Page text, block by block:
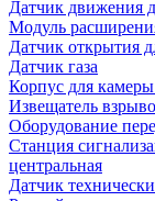
Датчик движения
Модуль
Датчик открытия
Датчик газа
Корпус для
Извещатель
Оборудование
Станция
центральная
Датчик